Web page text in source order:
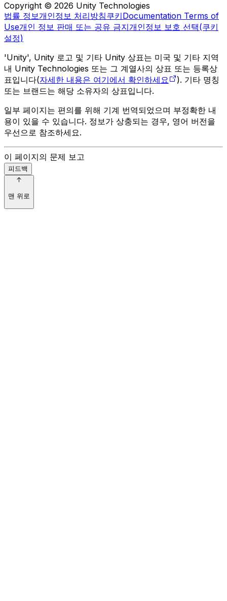
Copyright © 2026 Unity Technologies
법률 정보개인정보 처리방침쿠키Documentation Terms of
Use개인 정보 판매 또는 공유 금지개인정보 보호 선택(쿠키
설정)
'Unity', Unity 로고 및 기타 Unity 상표는 미국 및 기타 지역
내 Unity Technologies 또는 그 계열사의 상표 또는 등록상
표입니다(자세한 내용은 여기에서 확인하세요
). 기타 명칭
또는 브랜드는 해당 소유자의 상표입니다.
일부 페이지는 편의를 위해 기계 번역되었으며 부정확한 내
용이 있을 수 있습니다. 정보가 상충되는 경우, 영어 버전을
우선으로 참조하세요.
이 페이지의 문제 보고
피드백
맨 위로